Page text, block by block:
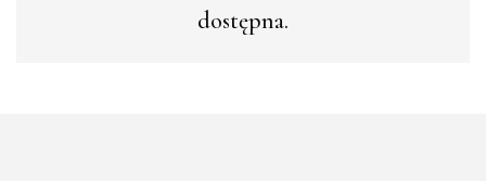
dostępna.